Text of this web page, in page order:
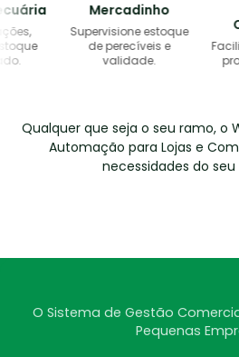
Mercadinho
Supervisione estoque
de perecíveis e
validade.
Facilite
Qualquer que seja o seu ramo, o
Automação para Lojas e
necessidades do
O Sistema de Gestão
Pequenas